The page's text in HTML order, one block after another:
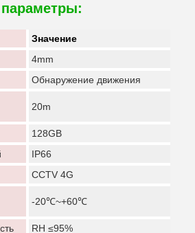
параметры:
Значение
4mm
Обнаружение движения
20m
128GB
IP66
CCTV 4G
-20℃~+60℃
RH ≤95%